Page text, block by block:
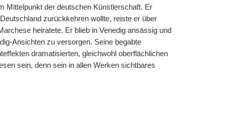
Mittelpunkt der deutschen Künstlerschaft. Er
zurückkehren wollte, reiste er über
heiratete. Er blieb in Venedig ansässig und
Ansichten zu versorgen. Seine begabte
dramatisierten, gleichwohl oberflächlichen
sein, denn sein in allen Werken sichtbares